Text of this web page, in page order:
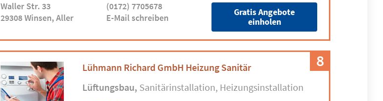
Waller Str. 33
29308 Winsen, Aller
(0172) 7705678
E-Mail schreiben
Gratis Angebote
einholen
8
Lühmann Richard GmbH Heizung Sanitär
Lüftungsbau Sanitärinstallation Heizungsinstallation